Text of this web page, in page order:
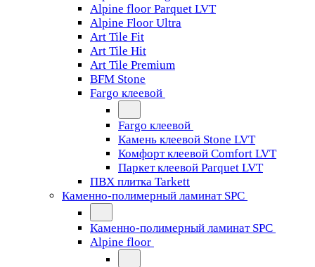
Alpine floor Parquet LVT
Alpine Floor Ultra
Art Tile Fit
Art Tile Hit
Art Tile Premium
BFM Stone
Fargo клеевой
Fargo клеевой
Камень клеевой Stone LVT
Комфорт клеевой Comfort LVT
Паркет клеевой Parquet LVT
ПВХ плитка Tarkett
Каменно-полимерный ламинат SPC
Каменно-полимерный ламинат SPC
Alpine floor